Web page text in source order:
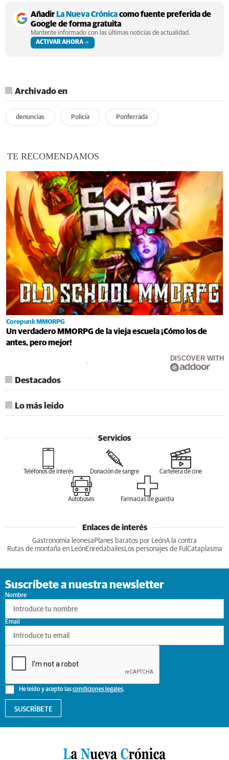
AñadirLa Nueva Crónicacomo fuente preferida de
Google de forma gratuita
Mantente informado con las últimas noticias de actualidad.
ACTIVAR AHORA
Archivado en
denuncias Policía Ponferrada
TE RECOMENDAMOS
Corepunk MMORPG
Un verdadero MMORPG de la vieja escuela ¡Cómo los de
antes, pero mejor!
DISCOVER WITH
Destacados
Lo más leído
Servicios
Teléfonos de interés Donación de sangre Cartelera de cine
Autobuses Farmacias de guardia
Enlaces de interés
Gastronomia leonesa Planes baratos por LeónA la contra
Rutas de montaña en LeónEnredabailesLos personajes de Ful Cataplasma
Suscríbete a nuestra newsletter
Nombre
He leído y acepto lascondiciones legales.
Email
SUSCRÍBETE